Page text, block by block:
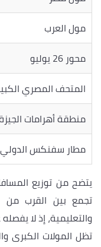
مول العرب
محور 26 يوليو
المتحف المصري
منطقة أهرامات
مطار سفنكس الدولي
يتضح من توزيع
تجمع بين القرب من
والتعليمية، إذ لا
تظل المولات الكبرى